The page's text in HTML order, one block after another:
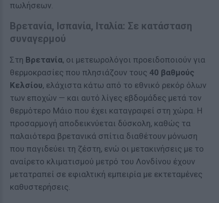
πωλήσεων.
Βρετανία, Ισπανία, Ιταλία: Σε κατάσταση
συναγερμού
Στη Βρετανία, οι μετεωρολόγοι προειδοποιούν για
θερμοκρασίες που πλησιάζουν τους 40 βαθμούς
Κελσίου, ελάχιστα κάτω από το εθνικό ρεκόρ όλων
των εποχών — και αυτό λίγες εβδομάδες μετά τον
θερμότερο Μάιο που έχει καταγραφεί στη χώρα. Η
προσαρμογή αποδεικνύεται δύσκολη, καθώς τα
παλαιότερα βρετανικά σπίτια διαθέτουν μόνωση
που παγιδεύει τη ζέστη, ενώ οι μετακινήσεις με το
αναίρετο κλιματισμού μετρό του Λονδίνου έχουν
μετατραπεί σε εφιαλτική εμπειρία με εκτεταμένες
καθυστερήσεις.